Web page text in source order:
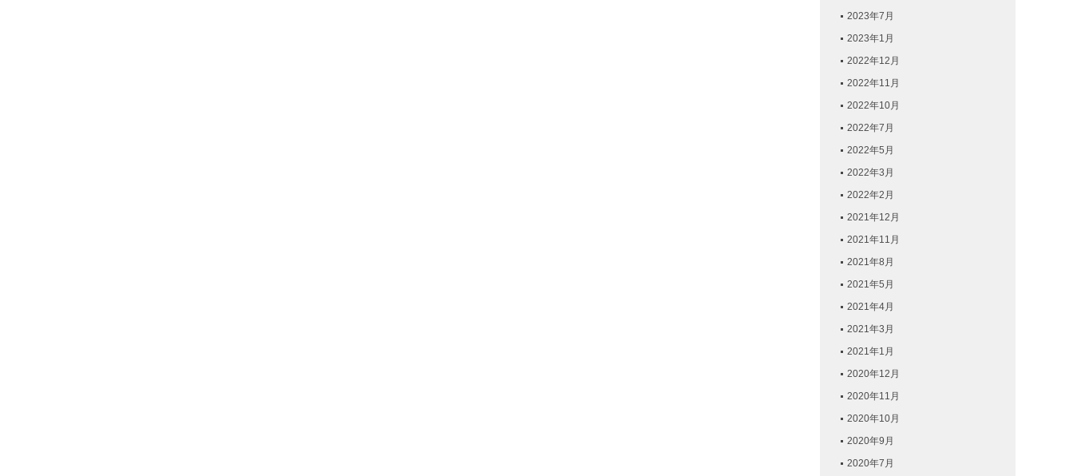
2023年7月
2023年1月
2022年12月
2022年11月
2022年10月
2022年7月
2022年5月
2022年3月
2022年2月
2021年12月
2021年11月
2021年8月
2021年5月
2021年4月
2021年3月
2021年1月
2020年12月
2020年11月
2020年10月
2020年9月
2020年7月